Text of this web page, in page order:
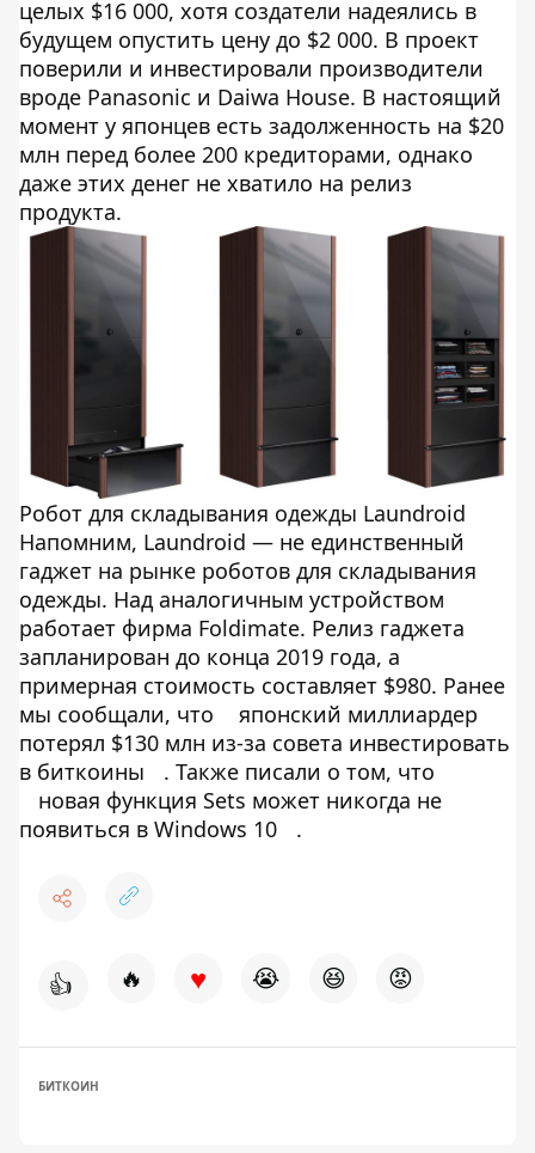
целых $16 000, хотя создатели надеялись в
будущем опустить цену до $2 000. В проект
поверили и инвестировали производители
вроде Panasonic и Daiwa House. В настоящий
момент у японцев есть задолженность на $20
млн перед более 200 кредиторами, однако
даже этих денег не хватило на релиз
продукта.
Робот для складывания одежды Laundroid
Напомним, Laundroid — не единственный
гаджет на рынке роботов для складывания
одежды. Над аналогичным устройством
работает фирма Foldimate. Релиз гаджета
запланирован до конца 2019 года, а
примерная стоимость составляет $980. Ранее
мы сообщали, что
японский миллиардер
потерял $130 млн из-за совета инвестировать
в биткоины
. Также писали о том, что
новая функция Sets может никогда не
появиться в Windows 10
.
👍 🔥 ♥ 😭 😆 😡
БИТКОИН